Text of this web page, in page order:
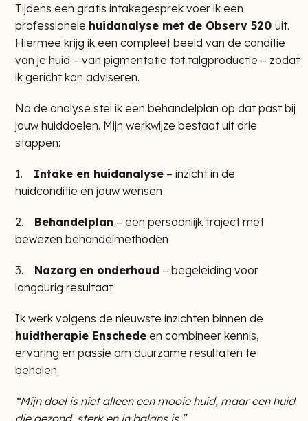
Tijdens een gratis intakegesprek voer ik een
professionele huidanalyse met de Observ 520 uit.
Hiermee krijg ik een compleet beeld van de conditie
van je huid – van pigmentatie tot talgproductie – zodat
ik gericht kan adviseren.
Na de analyse stel ik een behandelplan op dat past bij
jouw huiddoelen. Mijn werkwijze bestaat uit drie
stappen:
1. Intake en huidanalyse – inzicht in de
huidconditie en jouw wensen
2. Behandelplan – een persoonlijk traject met
bewezen behandelmethoden
3. Nazorg en onderhoud – begeleiding voor
langdurig resultaat
Ik werk volgens de nieuwste inzichten binnen de
huidtherapie Enschede en combineer kennis,
ervaring en passie om duurzame resultaten te
behalen.
“Mijn doel is niet alleen een mooie huid, maar een huid
die gezond, sterk en in balans is.”